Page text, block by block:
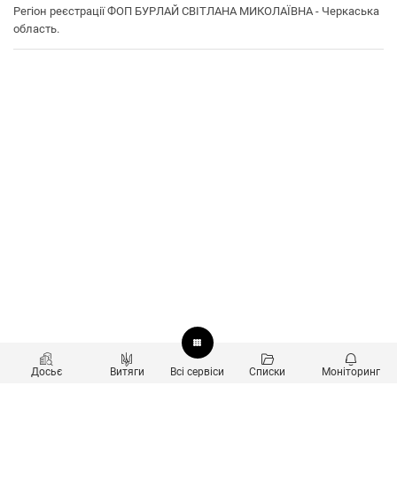
Регіон реєстрації ФОП БУРЛАЙ СВІТЛАНА МИКОЛАЇВНА - Черкаська
область.
Досьє Витяги Всі сервіси Списки Моніторинг